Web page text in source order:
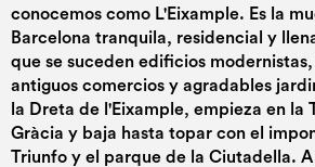
conocemos como L'Eixample. Es la
Barcelona tranquila, residencial y
que se suceden edificios
antiguos comercios y agradables
la Dreta de l'Eixample, empieza en la
Gràcia y baja hasta topar con el
Triunfo y el parque de la Ciutadella.